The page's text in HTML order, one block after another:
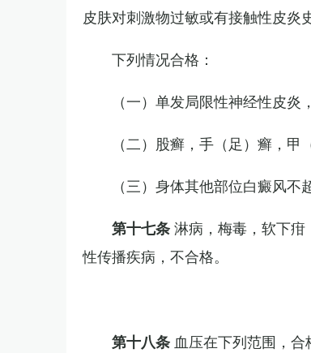
皮肤对刺激物过敏或有接触性皮炎
下列情况合格：
（一）单发局限性神经性皮炎
（二）股癣，手（足）癣，甲
（三）身体其他部位白癜风不
第十七条淋病，梅毒，软下
性传播疾病，不合格。
第十八条 血压在下列范围，合